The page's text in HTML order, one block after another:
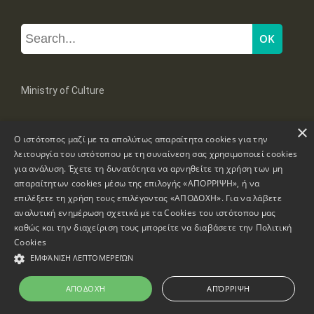
Ministry of Culture
Tel: +30 2131322100, 2131322421
mail: grplk@culture.gr
Copyrights © 1995-2026 Ministry of Culture
×
Ο ιστότοπος μαζί με τα απολύτως απαραίτητα cookies για την
λειτουργία του ιστότοπου με τη συναίνεση σας χρησιμοποιεί cookies
για ανάλυση. Έχετε τη δυνατότητα να αρνηθείτε τη χρήση των μη
απαραίτητων cookies μέσω της επιλογής «ΑΠΟΡΡΙΨΗ», ή να
επιλέξετε τη χρήση τους επιλέγοντας «ΑΠΟΔΟΧΗ». Για να λάβετε
αναλυτική ενημέρωση σχετικά με τα Cookies του ιστότοπου μας
καθώς και την διαχείριση τους μπορείτε να διαβάσετε την Πολιτική
Cookies
ΕΜΦΆΝΙΣΗ ΛΕΠΤΟΜΕΡΕΙΏΝ
ΑΠΟΔΟΧΉ ΑΠΌΡΡΙΨΗ